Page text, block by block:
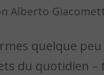
Alberto
quelque
du quotidien –